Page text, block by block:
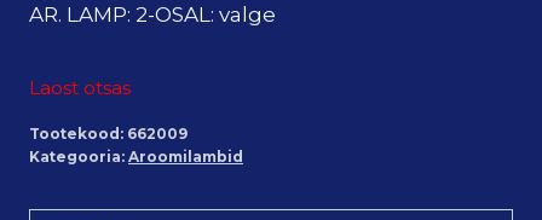
AR. LAMP: 2-OSAL: valge
Laost otsas
Tootekood: 662009
Kategooria: Aroomilambid